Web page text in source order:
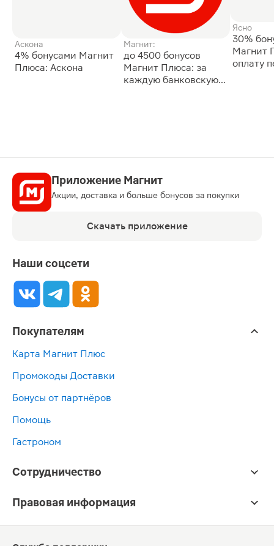
Аскона
4% бонусами Магнит
Плюса: Аскона
Магнит:
до 4500 бонусов
Магнит Плюса: за
каждую банковскую
Ясно
30%
Магнит
оплату
Приложение Магнит
Акции, доставка и больше бонусов за покупки
Скачать приложение
Наши соцсети
Покупателям
Карта Магнит Плюс
Промокоды Доставки
Бонусы от партнёров
Помощь
Гастроном
Сотрудничество
Правовая информация